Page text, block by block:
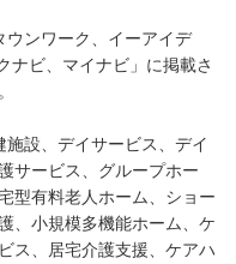
ウンワーク、イーアイデ
ナビ、マイナビ」に掲載さ
設、デイサービス、デイ
サービス、グループホー
型有料老人ホーム、ショー
、小規模多機能ホーム、ケ
ス、居宅介護支援、ケアハ